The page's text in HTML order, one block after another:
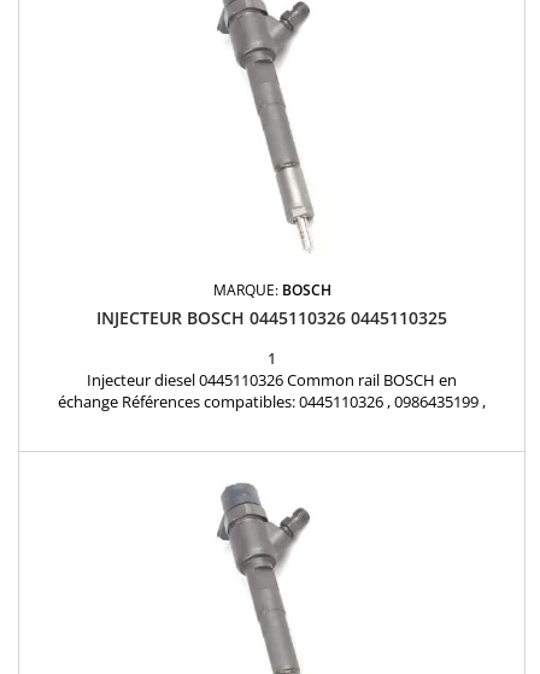
MARQUE: BOSCH
INJECTEUR BOSCH 0445110326 0445110325
1
Injecteur diesel 0445110326 Common rail BOSCH en
échange Références compatibles: 0445110326 , 0986435199 ,